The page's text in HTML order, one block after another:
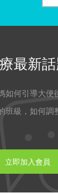
最新
如何引導大便
班級，如何調
立即加入會員